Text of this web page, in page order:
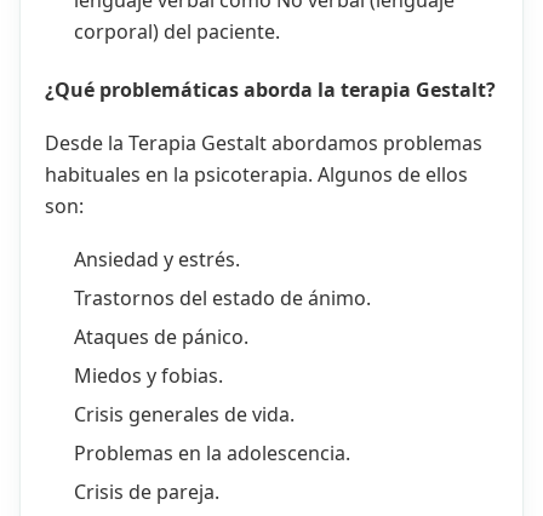
corporal) del paciente.
¿Qué problemáticas aborda la terapia Gestalt?
Desde la Terapia Gestalt abordamos problemas
habituales en la psicoterapia. Algunos de ellos
son:
Ansiedad y estrés.
Trastornos del estado de ánimo.
Ataques de pánico.
Miedos y fobias.
Crisis generales de vida.
Problemas en la adolescencia.
Crisis de pareja.